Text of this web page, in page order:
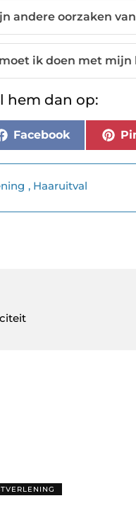
andere oorzaken
ik doen met mijn
hem dan op:
Facebook
, Haaruitval